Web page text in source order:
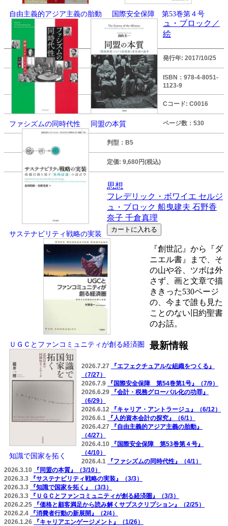
自由主義的アジア主義の胎動 国際安全保障 第53巻第４号
ファシズムの同時代性 同盟の本質
サステナビリティ戦略の実装
ＵＧＣとファンコミュニティが創る経済圏
知識で国家を拓く
ュ・ブロック／
絵
発行年: 2017/10/25
ISBN：978-4-8051-
1123-9
Cコード: C0016
ページ数：530
判型：B5
定価: 9,680円(税込)
思想
フレデリック・ボワイエ セルジ
ュ・ブロック 船曳建夫 石野香
奈子 千倉真理
『創世記』から『ダ
ニエル書』まで、そ
の山や谷、ツボは外
さず、画と文章で描
ききった530ページ
の、今まで誰も見た
ことのない旧約聖書
のお話。
最新情報
2026.7.27
『エフェクチュアルな組織をつくる』
（7/27）
2026.7.9
『国際安全保障 第54巻第1号』（7/9）
2026.6.29
『会計・税務グローバル化の功罪』
（6/29）
2026.6.12
『キャリア・アントラージュ』（6/12）
2026.6.1
『人的資本会計の探究』（6/1）
2026.4.27
『自由主義的アジア主義の胎動』
（4/27）
2026.4.10
『国際安全保障 第53巻第４号』
（4/10）
2026.4.1
『ファシズムの同時代性』（4/1）
2026.3.10
『同盟の本質』（3/10）
2026.3.3
『サステナビリティ戦略の実装』（3/3）
2026.3.3
『知識で国家を拓く』（3/3）
2026.3.3
『ＵＧＣとファンコミュニティが創る経済圏』（3/3）
2026.2.25
『価格と顧客満足から読み解くサブスクリプション』（2/25）
2026.2.4
『消費者行動の新展開』（2/4）
2026.1.26
『キャリアエンゲージメント』（1/26）